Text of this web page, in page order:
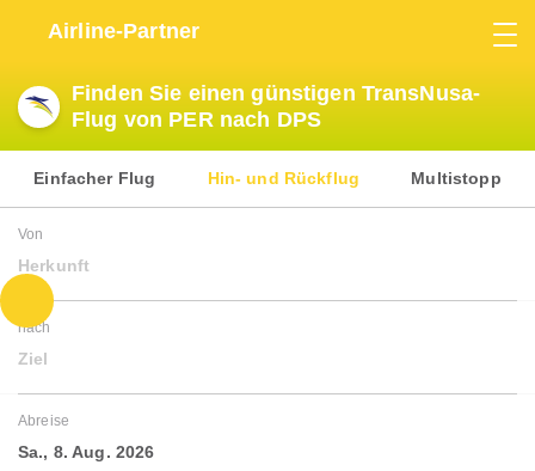
Airline-Partner
Finden Sie einen günstigen TransNusa-
Flug von PER nach DPS
Einfacher Flug Hin- und Rückflug Multistopp
Von
Herkunft
nach
Ziel
Abreise
Sa., 8. Aug. 2026